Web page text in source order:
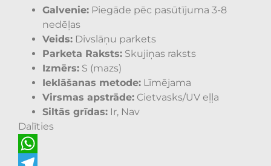
Galvenie: Piegāde pēc pasūtījuma 3-8
nedēļas
Veids: Divslāņu parkets
Parketa Raksts: Skujiņas raksts
Izmērs: S (mazs)
Ieklāšanas metode: Līmējama
Virsmas apstrāde: Cietvasks/UV eļļa
Siltās grīdas: Ir, Nav
Dalīties
WhatsApp